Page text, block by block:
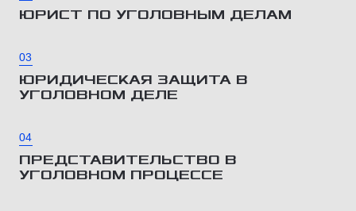
ЮРИСТ ПО УГОЛОВНЫМ ДЕЛАМ
03
ЮРИДИЧЕСКАЯ ЗАЩИТА В
УГОЛОВНОМ ДЕЛЕ
04
ПРЕДСТАВИТЕЛЬСТВО В
УГОЛОВНОМ ПРОЦЕССЕ